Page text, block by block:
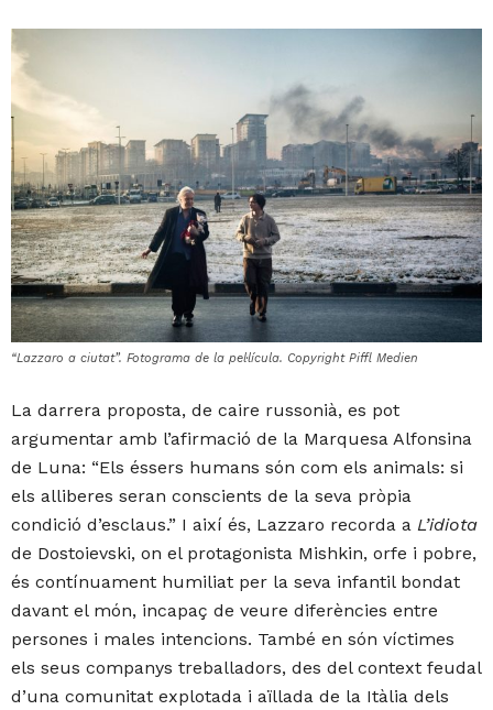
“Lazzaro a ciutat”. Fotograma de la pel·lícula. Copyright Piffl Medien
La darrera proposta, de caire russonià, es pot
argumentar amb l’afirmació de la Marquesa Alfonsina
de Luna: “Els éssers humans són com els animals: si
els alliberes seran conscients de la seva pròpia
condició d’esclaus.” I així és, Lazzaro recorda a L’idiota
de Dostoievski, on el protagonista Mishkin, orfe i pobre,
és contínuament humiliat per la seva infantil bondat
davant el món, incapaç de veure diferències entre
persones i males intencions. També en són víctimes
els seus companys treballadors, des del context feudal
d’una comunitat explotada i aïllada de la Itàlia dels